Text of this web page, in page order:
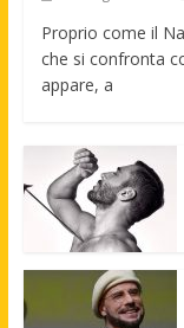
Proprio come il
che si confronta
appare, a